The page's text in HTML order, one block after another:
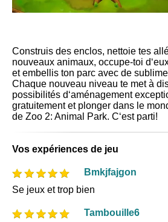
Construis des enclos, nettoie tes
nouveaux animaux, occupe-toi
et embellis ton parc avec de
Chaque nouveau niveau te met à
possibilités d‘aménagement
gratuitement et plonger dans le
de Zoo 2: Animal Park. C‘est parti!
Vos expériences de jeu
Bmkjfajgon
Se jeux et trop bien
Tambouille6